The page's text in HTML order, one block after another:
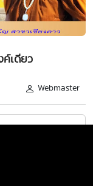
เดียว
Webmaster